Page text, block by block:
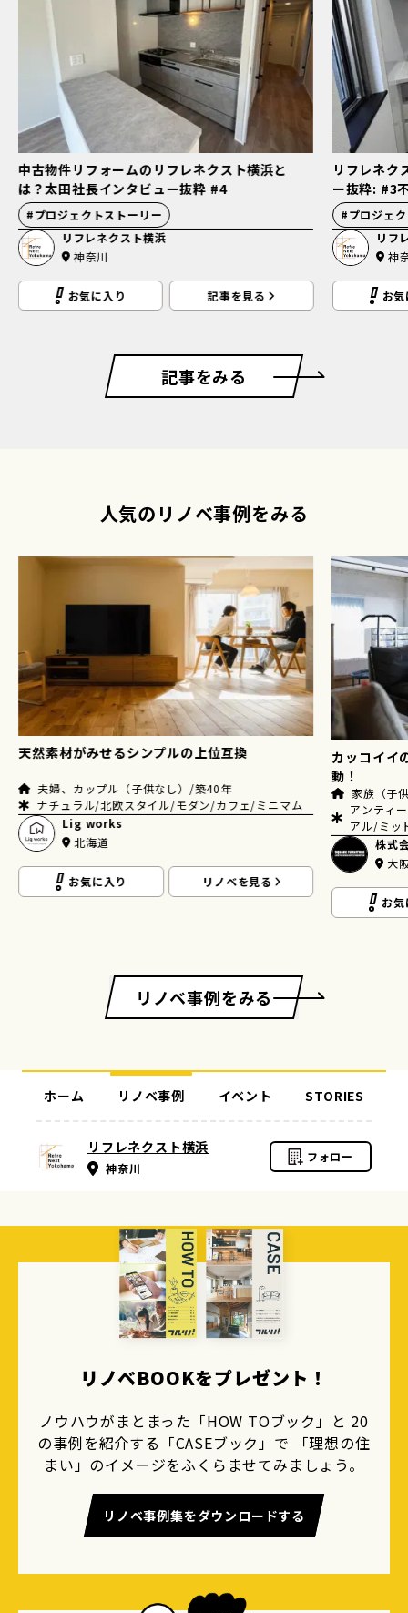
中古物件リフォームのリフレネクスト横浜と
は？太田社長インタビュー抜粋 #4
#プロジェクトストーリー
リフレネクスト横浜
神奈川
お気に入り 記事を見る
リフレネク
ー抜粋: #3
#プロジェ
リフ
神
お
記事をみる
人気のリノベ事例をみる
カッコイイのはもちろん、 暮らしやすさにも感
家族（子供２人）/築45年
アンティーク・ヴィンテージ/カフェ/インダストリ
アル/ミッドセンチュリー/ブルックリン/その他
株式会社スクエア
大阪
お気に入り リノベを見る
チェリーと
夫婦、カ
ナチュラ
ージ/アメ
お気
リノベ事例をみる
リフレネクスト横浜
神奈川
フォロー
ホーム リノベ事例 イベント STORIES
リノベBOOKをプレゼント！
ノウハウがまとまった「HOW TOブック」と 20
の事例を紹介する「CASEブック」で 「理想の住
まい」のイメージをふくらませてみましょう。
リノベ事例集をダウンロードする